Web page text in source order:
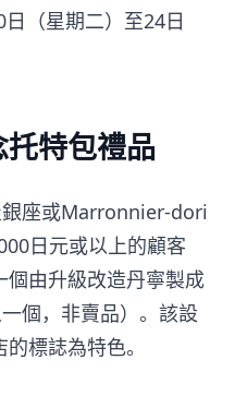
（星期二）至24日
特包禮品
銀座或Marronnier-dori
日元或以上的顧客
個由升級改造丹寧製成
個，非賣品）。該設
標誌為特色。